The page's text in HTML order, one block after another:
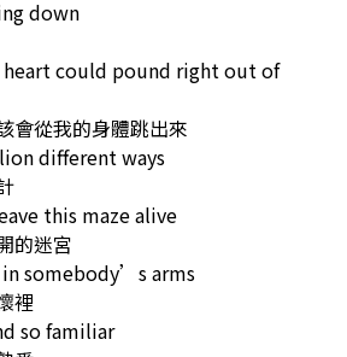
down
could pound right out of
會從我的身體跳出來
different ways
this maze alive
的迷宮
somebody’s arms
裡
so familiar